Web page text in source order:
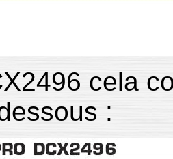
cela
: